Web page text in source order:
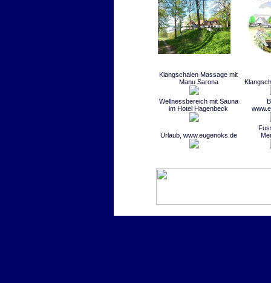
Klangschalen Massage mit
Manu Sarona
Wellnessbereich mit Sauna
im Hotel Hagenbeck
Urlaub, www.eugenoks.de